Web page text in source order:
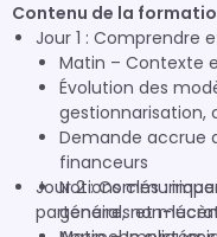
Contenu de la
Jour 1 : Comprendre
Matin – Contexte
Évolution des
gestionnarisation,
Demande accrue
financeurs
Notions clés :
général, non-
Jour 2 :
partenaires et